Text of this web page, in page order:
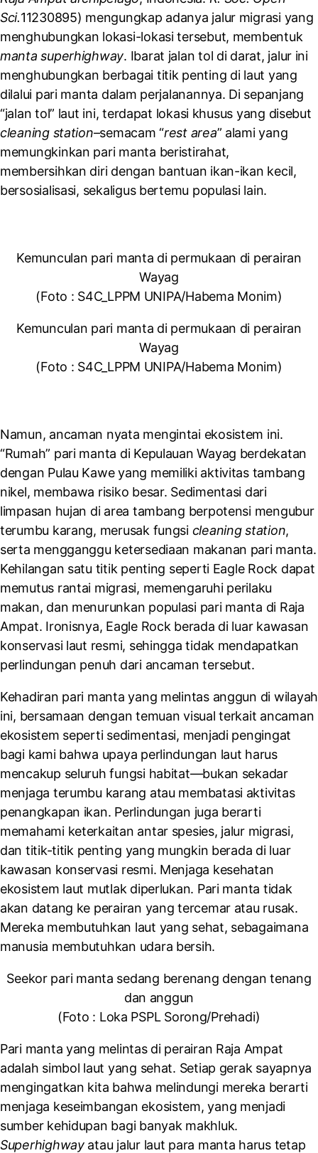
Sci.11230895) mengungkap adanya jalur migrasi yang
menghubungkan lokasi-lokasi tersebut, membentuk
manta superhighway. Ibarat jalan tol di darat, jalur ini
menghubungkan berbagai titik penting di laut yang
dilalui pari manta dalam perjalanannya. Di sepanjang
“jalan tol” laut ini, terdapat lokasi khusus yang disebut
cleaning station–semacam “rest area” alami yang
memungkinkan pari manta beristirahat,
membersihkan diri dengan bantuan ikan-ikan kecil,
bersosialisasi, sekaligus bertemu populasi lain.
Kemunculan pari manta di permukaan di perairan
Wayag
(Foto : S4C_LPPM UNIPA/Habema Monim)
Kemunculan pari manta di permukaan di perairan
Wayag
(Foto : S4C_LPPM UNIPA/Habema Monim)
Namun, ancaman nyata mengintai ekosistem ini.
“Rumah” pari manta di Kepulauan Wayag berdekatan
dengan Pulau Kawe yang memiliki aktivitas tambang
nikel, membawa risiko besar. Sedimentasi dari
limpasan hujan di area tambang berpotensi mengubur
terumbu karang, merusak fungsi cleaning station,
serta mengganggu ketersediaan makanan pari manta.
Kehilangan satu titik penting seperti Eagle Rock dapat
memutus rantai migrasi, memengaruhi perilaku
makan, dan menurunkan populasi pari manta di Raja
Ampat. Ironisnya, Eagle Rock berada di luar kawasan
konservasi laut resmi, sehingga tidak mendapatkan
perlindungan penuh dari ancaman tersebut.
Kehadiran pari manta yang melintas anggun di wilayah
ini, bersamaan dengan temuan visual terkait ancaman
ekosistem seperti sedimentasi, menjadi pengingat
bagi kami bahwa upaya perlindungan laut harus
mencakup seluruh fungsi habitat—bukan sekadar
menjaga terumbu karang atau membatasi aktivitas
penangkapan ikan. Perlindungan juga berarti
memahami keterkaitan antar spesies, jalur migrasi,
dan titik-titik penting yang mungkin berada di luar
kawasan konservasi resmi. Menjaga kesehatan
ekosistem laut mutlak diperlukan. Pari manta tidak
akan datang ke perairan yang tercemar atau rusak.
Mereka membutuhkan laut yang sehat, sebagaimana
manusia membutuhkan udara bersih.
Seekor pari manta sedang berenang dengan tenang
dan anggun
(Foto : Loka PSPL Sorong/Prehadi)
Pari manta yang melintas di perairan Raja Ampat
adalah simbol laut yang sehat. Setiap gerak sayapnya
mengingatkan kita bahwa melindungi mereka berarti
menjaga keseimbangan ekosistem, yang menjadi
sumber kehidupan bagi banyak makhluk.
Superhighwayatau jalur laut para manta harus tetap